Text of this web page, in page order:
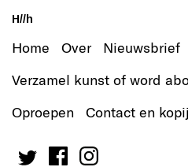
H//h
Home Over Nieuwsbrief
Verzamel kunst of word
Oproepen
Contact en kopij